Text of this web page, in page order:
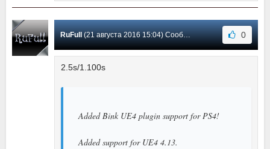
RuFull (21 августа 2016 15:04) Сообщение #56 0
2.5s/1.100s
Added Bink UE4 plugin support for PS4!
Added support for UE4 4.13.